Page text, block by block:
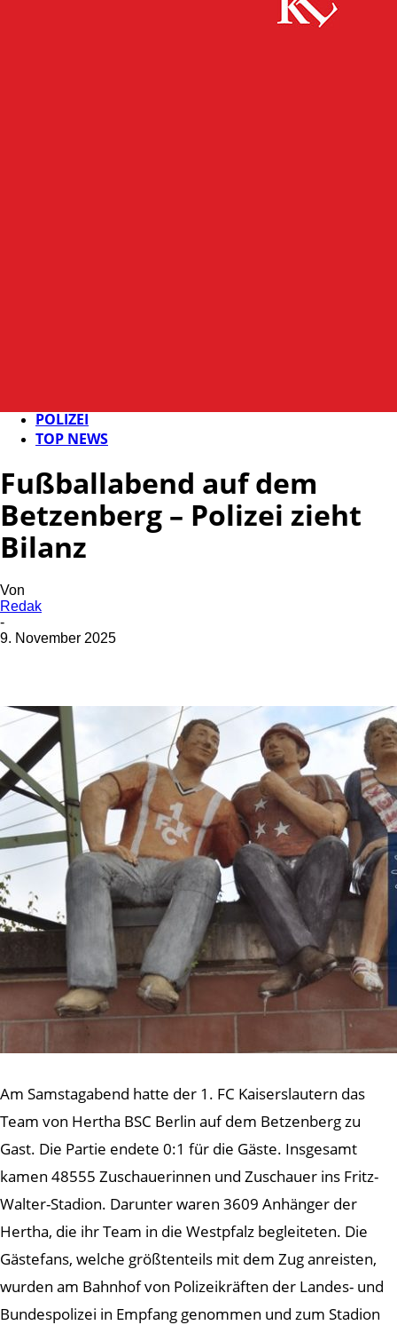
POLIZEI
TOP NEWS
Fußballabend auf dem
Betzenberg – Polizei zieht
Bilanz
Von
Redak
-
9. November 2025
Am Samstagabend hatte der 1. FC Kaiserslautern das
Team von Hertha BSC Berlin auf dem Betzenberg zu
Gast. Die Partie endete 0:1 für die Gäste. Insgesamt
kamen 48555 Zuschauerinnen und Zuschauer ins Fritz-
Walter-Stadion. Darunter waren 3609 Anhänger der
Hertha, die ihr Team in die Westpfalz begleiteten. Die
Gästefans, welche größtenteils mit dem Zug anreisten,
wurden am Bahnhof von Polizeikräften der Landes- und
Bundespolizei in Empfang genommen und zum Stadion